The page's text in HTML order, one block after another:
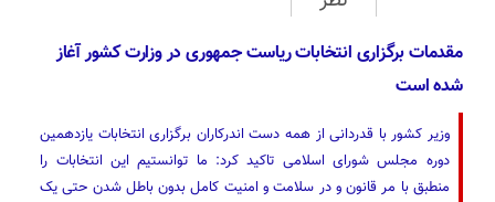
مقدمات برگزاری انتخابات ریاست جمهوری در وزارت کشور آغاز
شده است
وزیر کشور با قدردانی از همه دست اندرکاران برگزاری انتخابات یازدهمین
دوره مجلس شورای اسلامی تاکید کرد: ما توانستیم این انتخابات را
منطبق با مر قانون و در سلامت و امنیت کامل بدون باطل شدن حتی یک